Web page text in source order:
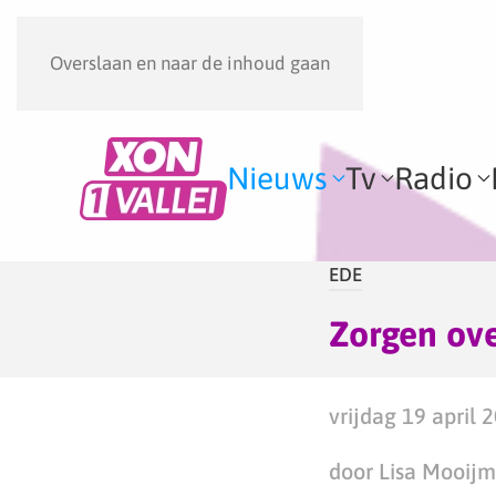
Overslaan en naar de inhoud gaan
Nieuws Tv Radio
EDE
Zorgen
vrijdag 19 april
door Lisa